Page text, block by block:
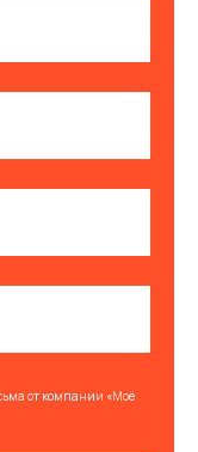
от компании «Моё